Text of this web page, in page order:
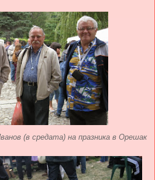
(в средата) на празника в Орешак